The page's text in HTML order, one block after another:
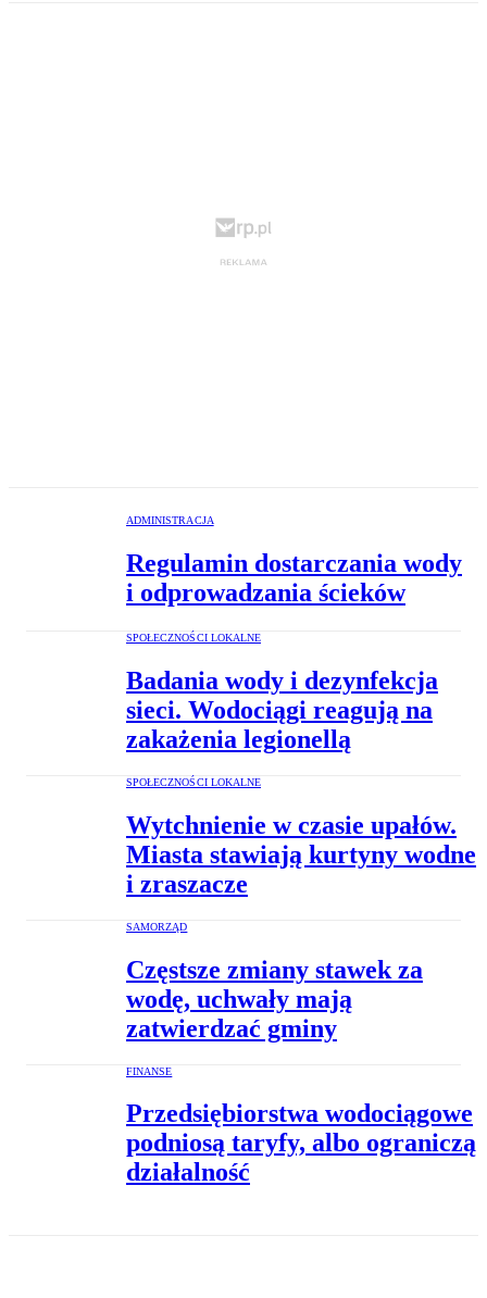
ADMINISTRACJA
Regulamin dostarczania wody
i odprowadzania ścieków
SPOŁECZNOŚCI LOKALNE
Badania wody i dezynfekcja
sieci. Wodociągi reagują na
zakażenia legionellą
SPOŁECZNOŚCI LOKALNE
Wytchnienie w czasie upałów.
Miasta stawiają kurtyny wodne
i zraszacze
SAMORZĄD
Częstsze zmiany stawek za
wodę, uchwały mają
zatwierdzać gminy
FINANSE
Przedsiębiorstwa wodociągowe
podniosą taryfy, albo ograniczą
działalność